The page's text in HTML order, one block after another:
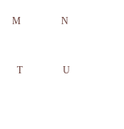
M N
T U